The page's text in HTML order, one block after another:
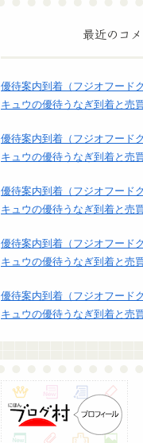
最近のコ
優待案内到着（フジオフード
キュウの優待うなぎ到着と売
優待案内到着（フジオフード
キュウの優待うなぎ到着と売
優待案内到着（フジオフード
キュウの優待うなぎ到着と売
優待案内到着（フジオフード
キュウの優待うなぎ到着と売
優待案内到着（フジオフード
キュウの優待うなぎ到着と売